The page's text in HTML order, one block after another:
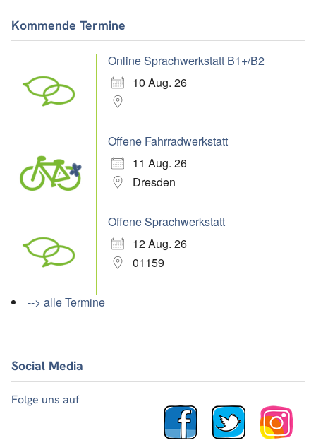
Kommende Termine
Online Sprachwerkstatt B1+/B2
10 Aug. 26
Offene Fahrradwerkstatt
11 Aug. 26
Dresden
Offene Sprachwerkstatt
12 Aug. 26
01159
--> alle Termine
Social Media
Folge uns auf